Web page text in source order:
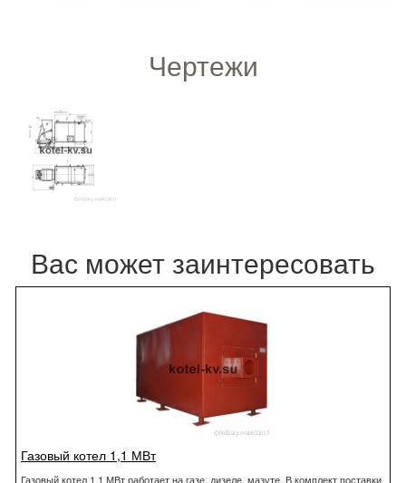
Чертежи
Вас может заинтересовать
Газовый котел 1,1 МВт
Газовый котел 1,1 МВт работает на газе, дизеле, мазуте. В комплект поставки